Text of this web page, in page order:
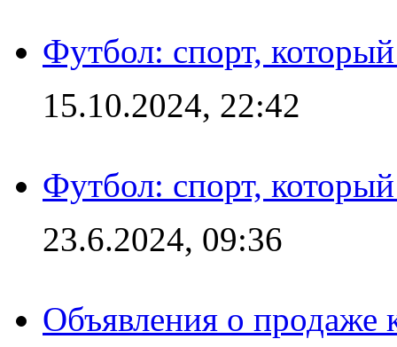
Футбол: спорт,
15.10.2024, 22:42
Футбол: спорт,
23.6.2024, 09:36
Объявления о продаже